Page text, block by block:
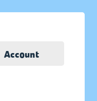
Account